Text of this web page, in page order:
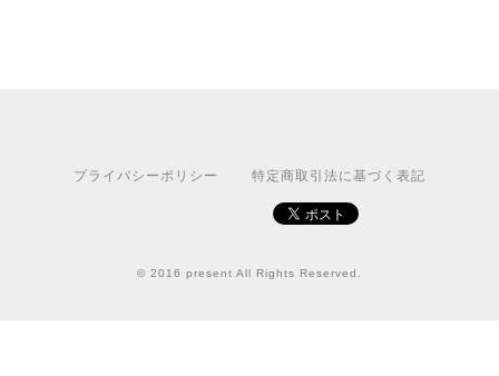
プライバシーポリシー 特定商取引法に基づく表記
© 2016 present All Rights Reserved.